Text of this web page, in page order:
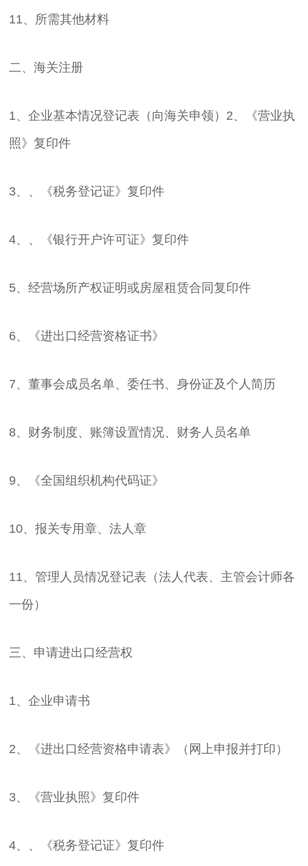
11、所需其他材料
二、海关注册
1、企业基本情况登记表（向海关申领）2、《营业执
照》复印件
3、、《税务登记证》复印件
4、、《银行开户许可证》复印件
5、经营场所产权证明或房屋租赁合同复印件
6、《进出口经营资格证书》
7、董事会成员名单、委任书、身份证及个人简历
8、财务制度、账簿设置情况、财务人员名单
9、《全国组织机构代码证》
10、报关专用章、法人章
11、管理人员情况登记表（法人代表、主管会计师各
一份）
三、申请进出口经营权
1、企业申请书
2、《进出口经营资格申请表》（网上申报并打印）
3、《营业执照》复印件
4、、《税务登记证》复印件